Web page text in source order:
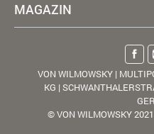
MAGAZIN
VON WILMOWSKY |
KG |
© VON WILMOWSKY